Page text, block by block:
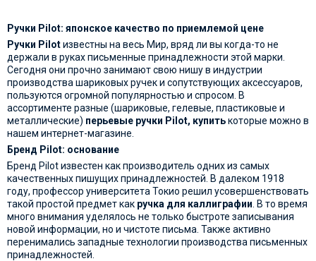
Ручки Pilot: японское качество по приемлемой цене
Ручки Pilotизвестны на весь Мир, вряд ли вы когда-то не
держали в руках письменные принадлежности этой марки.
Сегодня они прочно занимают свою нишу в индустрии
производства шариковых ручек и сопутствующих аксессуаров,
пользуются огромной популярностью и спросом. В
ассортименте разные (шариковые, гелевые, пластиковые и
металлические) перьевые ручки Pilot, купитькоторые можно в
нашем интернет-магазине.
Бренд Pilot: основание
Бренд Pilot известен как производитель одних из самых
качественных пишущих принадлежностей. В далеком 1918
году, профессор университета Токио решил усовершенствовать
такой простой предмет как ручка для каллиграфии . В то время
много внимания уделялось не только быстроте записывания
новой информации, но и чистоте письма. Также активно
перенимались западные технологии производства письменных
принадлежностей.